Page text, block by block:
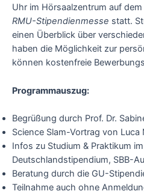
Uhr im Hörsaalzentrum auf
RMU-Stipendienmesse statt.
einen Überblick über
haben die Möglichkeit zur
können kostenfreie
Programmauszug:
Begrüßung durch Prof. Dr.
Science Slam-Vortrag von Luca
Infos zu Studium & Praktikum
Deutschlandstipendium, SBB-
Beratung durch die GU-
Teilnahme auch ohne